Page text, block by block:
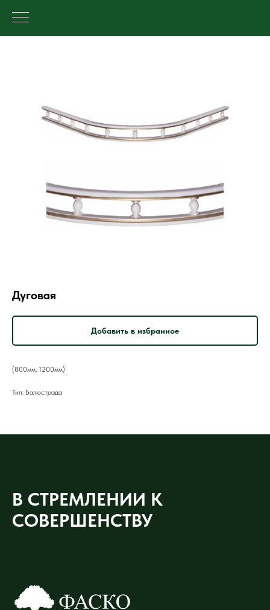
Дуговая
Добавить в избранное
(800мм, 1200мм)
Тип: Балюстрада
В СТРЕМЛЕНИИ К
СОВЕРШЕНСТВУ